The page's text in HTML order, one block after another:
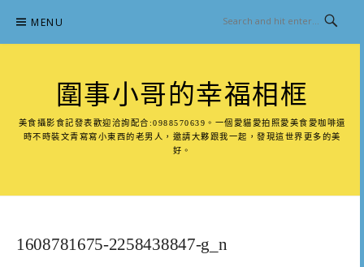
content
MENU
圍事小哥的幸福相框
美食攝影食記發表歡迎洽詢配合:0988570639。一個愛貓愛拍照愛美食愛咖啡還
時不時裝文青寫寫小東西的老男人，邀請大夥跟我一起，發現這世界更多的美
好。
1608781675-2258438847-g_n